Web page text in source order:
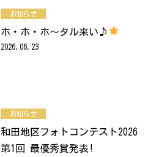
お知らせ
ホ・ホ・ホ～タル来い♪
2026.06.23
お知らせ
和田地区フォトコンテスト2026
第1回 最優秀賞発表!